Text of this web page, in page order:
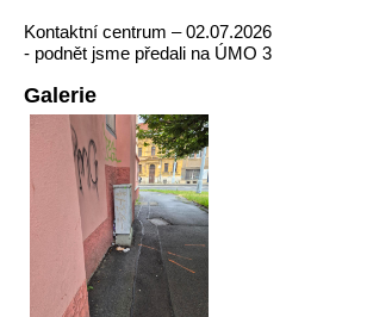
Kontaktní centrum – 02.07.2026
- podnět jsme předali na ÚMO 3
Galerie